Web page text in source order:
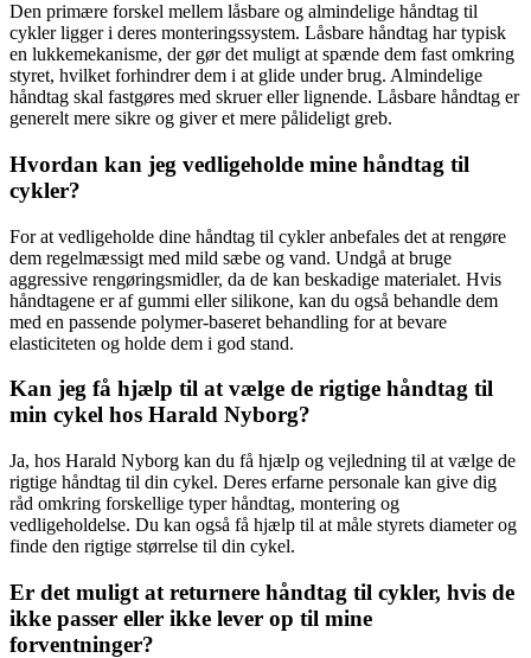
Den primære forskel mellem låsbare og almindelige håndtag til
cykler ligger i deres monteringssystem. Låsbare håndtag har typisk
en lukkemekanisme, der gør det muligt at spænde dem fast omkring
styret, hvilket forhindrer dem i at glide under brug. Almindelige
håndtag skal fastgøres med skruer eller lignende. Låsbare håndtag er
generelt mere sikre og giver et mere pålideligt greb.
Hvordan kan jeg vedligeholde mine håndtag til
cykler?
For at vedligeholde dine håndtag til cykler anbefales det at rengøre
dem regelmæssigt med mild sæbe og vand. Undgå at bruge
aggressive rengøringsmidler, da de kan beskadige materialet. Hvis
håndtagene er af gummi eller silikone, kan du også behandle dem
med en passende polymer-baseret behandling for at bevare
elasticiteten og holde dem i god stand.
Kan jeg få hjælp til at vælge de rigtige håndtag til
min cykel hos Harald Nyborg?
Ja, hos Harald Nyborg kan du få hjælp og vejledning til at vælge de
rigtige håndtag til din cykel. Deres erfarne personale kan give dig
råd omkring forskellige typer håndtag, montering og
vedligeholdelse. Du kan også få hjælp til at måle styrets diameter og
finde den rigtige størrelse til din cykel.
Er det muligt at returnere håndtag til cykler, hvis de
ikke passer eller ikke lever op til mine
forventninger?